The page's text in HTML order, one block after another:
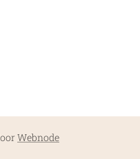
Webnode